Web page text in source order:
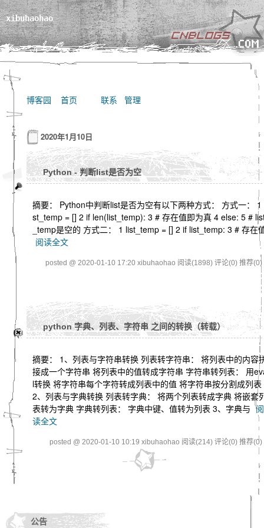
xibuhaohao
博客园 首页 联系 管理
2020年1月10日
Python - 判断list是否为空
摘要： Python中判断list是否为空有以下两种方式： 方式一： 1
st_temp = [] 2 if len(list_temp): 3 # 存在值即为真 4 else: 5 #
_temp是空的 方式二： 1 list_temp = [] 2 if list_temp: 3 # 存在
阅读全文
posted @ 2020-01-10 17:20 xibuhaohao 阅读(1898) 评论(0) 推荐(0)
python 字典、列表、字符串 之间的转换（转载）
摘要： 1、列表与字符串转换 列表转字符串： 将列表中的内容
接成一个字符串 将列表中的值转成字符串 字符串转列表： 用
l转换 将字符串每个字符转成列表中的值 将字符串按分割成列表
2、列表与字典转换 列表转字典： 将两个列表转成字典 将嵌套
表转为字典 字典转列表： 字典中键、值转为列表 3、字典与 阅
读全文
posted @ 2020-01-10 10:19 xibuhaohao 阅读(214) 评论(0) 推荐(0)
公告